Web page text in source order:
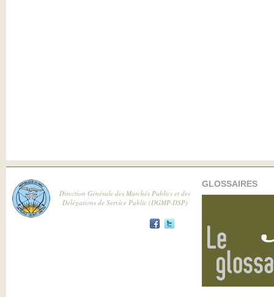
Direction Générale des Marchés Publics et des
Délégations de Service Public (DGMP-DSP)
GLOSSAIRES